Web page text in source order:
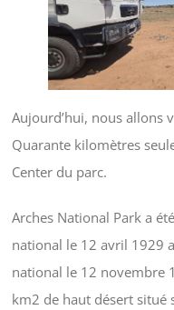
Aujourd’hui, nous allons
Quarante kilomètres
Center du parc.
Arches National Park a
national le 12 avril 1929
national le 12 novembre
km2 de haut désert situé